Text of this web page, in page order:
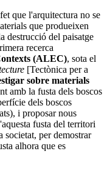
que l'arquitectura no se
que produeixen
destrucció del paisatge
recerca
(ALEC), sota el
[Tectònica per a
sobre materials
amb la fusta dels boscos
dels boscos
i proposar nous
fusta del territori
societat, per demostrar
alhora que es